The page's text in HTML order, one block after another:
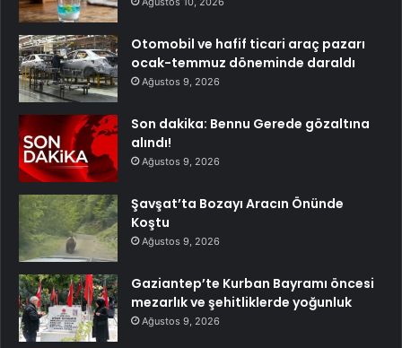
Otomobil ve hafif ticari araç pazarı
ocak-temmuz döneminde daraldı
Ağustos 9, 2026
Son dakika: Bennu Gerede gözaltına
alındı!
Ağustos 9, 2026
Şavşat’ta Bozayı Aracın Önünde
Koştu
Ağustos 9, 2026
Gaziantep’te Kurban Bayramı öncesi
mezarlık ve şehitliklerde yoğunluk
Ağustos 9, 2026